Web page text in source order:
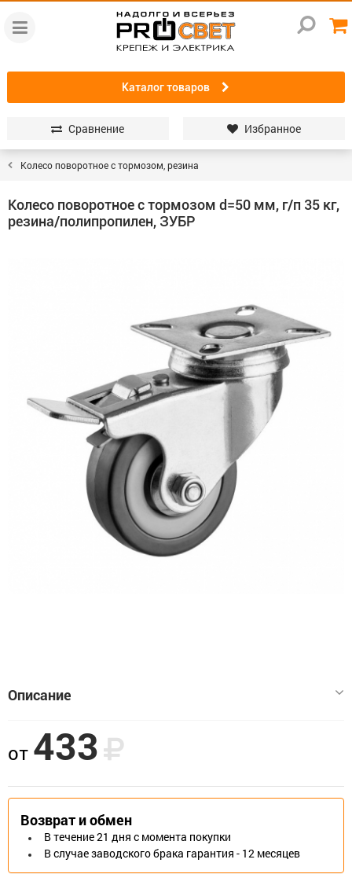
Каталог товаров
Сравнение Избранное
Колесо поворотное с тормозом, резина
Колесо поворотное с тормозом d=50 мм, г/п 35 кг,
резина/полипропилен, ЗУБР
Описание
Технические характеристики и функции
Диаметр колеса: 50 мм
Грузоподъемность: 35 кг
Материал колеса: серая резина
Материал диска: полипропилен
Посадочная ось: 8 мм
от 433
Возврат и обмен
В течение 21 дня с момента покупки
В случае заводского брака гарантия - 12 месяцев